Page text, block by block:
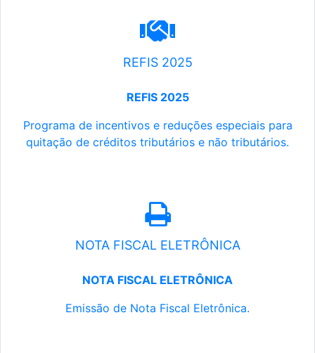
REFIS 2025
REFIS 2025
Programa de incentivos e reduções especiais para
quitação de créditos tributários e não tributários.
NOTA FISCAL ELETRÔNICA
NOTA FISCAL ELETRÔNICA
Emissão de Nota Fiscal Eletrônica.